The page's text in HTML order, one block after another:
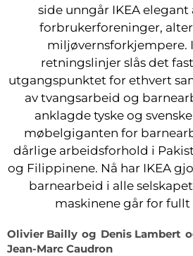
side unngår IKEA elegant
forbrukerforeninger,
miljøvernsforkjempere.
retningslinjer slås det
utgangspunktet for ethvert
av tvangsarbeid og
anklagde tyske og
møbelgiganten for
dårlige arbeidsforhold i
og Filippinene. Nå har IKEA
barnearbeid i alle
maskinene går for fullt
Olivier Bailly og Denis Lambert
Jean-Marc Caudron